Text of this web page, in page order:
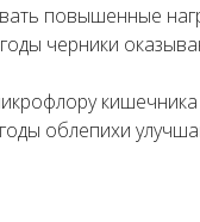
повышенные
черники
облепихи